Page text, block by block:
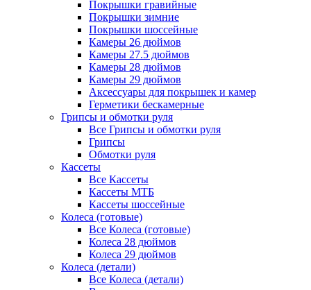
Покрышки гравийные
Покрышки зимние
Покрышки шоссейные
Камеры 26 дюймов
Камеры 27.5 дюймов
Камеры 28 дюймов
Камеры 29 дюймов
Аксессуары для покрышек и камер
Герметики бескамерные
Грипсы и обмотки руля
Все Грипсы и обмотки руля
Грипсы
Обмотки руля
Кассеты
Все Кассеты
Кассеты МТБ
Кассеты шоссейные
Колеса (готовые)
Все Колеса (готовые)
Колеса 28 дюймов
Колеса 29 дюймов
Колеса (детали)
Все Колеса (детали)